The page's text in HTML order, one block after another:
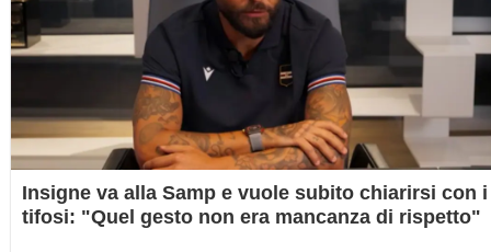
Insigne va alla Samp e vuole subito chiarirsi con i
tifosi: "Quel gesto non era mancanza di rispetto"